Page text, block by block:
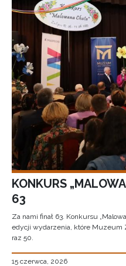
KONKURS
63
Za nami finał 63. Konkursu
edycji wydarzenia, które Muzeum
raz 50.
15 czerwca, 2026